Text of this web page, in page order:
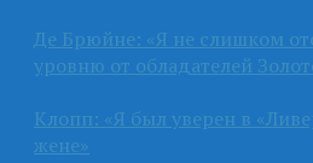
Де Брюйне: «Я не слишком
уровню от обладателей
Клопп: «Я был уверен в
жене»